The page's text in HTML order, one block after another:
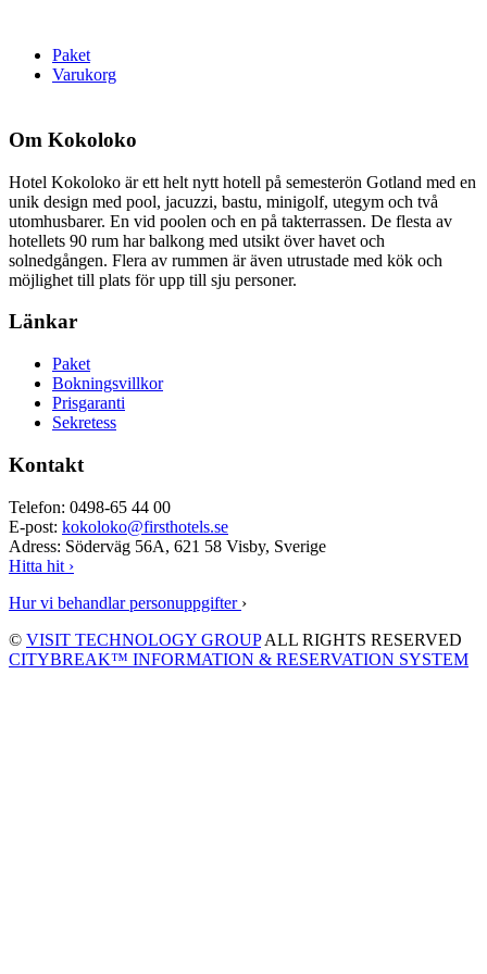
Paket
Varukorg
Om Kokoloko
Hotel Kokoloko är ett helt nytt hotell på semesterön Gotland med en
unik design med pool, jacuzzi, bastu, minigolf, utegym och två
utomhusbarer. En vid poolen och en på takterrassen. De flesta av
hotellets 90 rum har balkong med utsikt över havet och
solnedgången. Flera av rummen är även utrustade med kök och
möjlighet till plats för upp till sju personer.
Länkar
Paket
Bokningsvillkor
Prisgaranti
Sekretess
Kontakt
Telefon: 0498-65 44 00
E-post: kokoloko@firsthotels.se
Adress: Söderväg 56A, 621 58 Visby, Sverige
Hitta hit ›
Hur vi behandlar personuppgifter ›
© VISIT TECHNOLOGY GROUPALL RIGHTS RESERVED
CITYBREAK™ INFORMATION & RESERVATION SYSTEM